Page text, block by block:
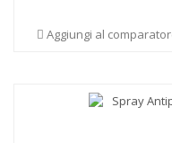
Aggiungi al